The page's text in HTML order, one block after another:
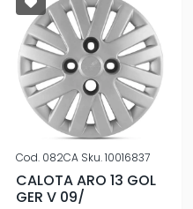
Cod. 082CA Sku.10016837
CALOTA ARO 13 GOL
GER V 09/